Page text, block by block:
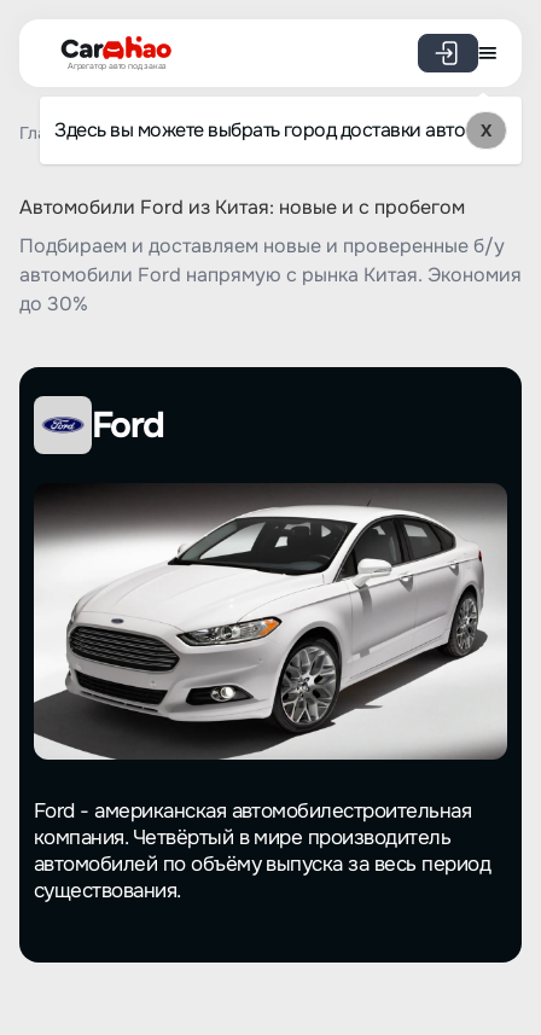
Агрегатор авто под заказ
Здесь вы можете выбрать город доставки авто X
Главная Список брендов Ford
Автомобили Ford из Китая: новые и с пробегом
Подбираем и доставляем новые и проверенные б/у
автомобили Ford напрямую с рынка Китая. Экономия
до 30%
Ford
Ford - американская автомобилестроительная
компания. Четвёртый в мире производитель
автомобилей по объёму выпуска за весь период
существования.